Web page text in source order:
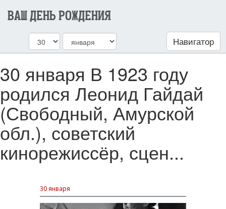
ВАШ ДЕНЬ РОЖДЕНИЯ
Навигатор
30 января В 1923 году
родился Леонид Гайдай
(Свободный, Амурской
обл.), советский
кинорежиссёр, сцен...
30 января